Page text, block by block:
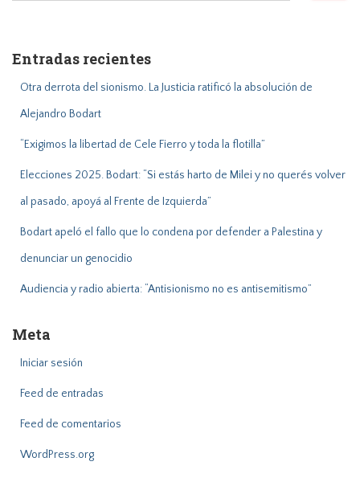
rEntradas recientes
Otra derrota del sionismo. La Justicia ratificó la absolución de
Alejandro Bodart
“Exigimos la libertad de Cele Fierro y toda la flotilla”
Elecciones 2025. Bodart: “Si estás harto de Milei y no querés volver
al pasado, apoyá al Frente de Izquierda”
Bodart apeló el fallo que lo condena por defender a Palestina y
denunciar un genocidio
Audiencia y radio abierta: “Antisionismo no es antisemitismo”
Meta
Iniciar sesión
Feed de entradas
Feed de comentarios
WordPress.org